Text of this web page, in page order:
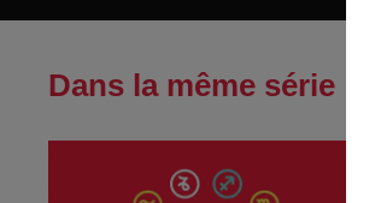
Dans la même série